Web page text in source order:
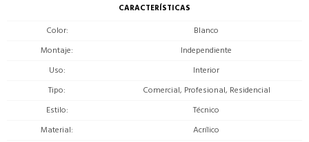
CARACTERÍSTICAS
Color
Blanco
Montaje
Independiente
Uso
Interior
Tipo
Comercial, Profesional, Residencial
Estilo
Técnico
Material
Acrílico